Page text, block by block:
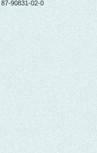
87-90831-02-0